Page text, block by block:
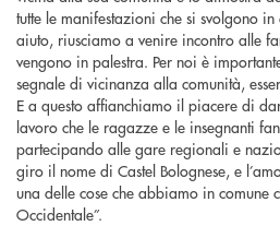
tutte le manifestazioni che si svolgono
aiuto, riusciamo a venire incontro alle
vengono in palestra. Per noi è
segnale di vicinanza alla comunità,
E a questo affianchiamo il piacere di
lavoro che le ragazze e le insegnanti
partecipando alle gare regionali e
giro il nome di Castel Bolognese, e
una delle cose che abbiamo in comune
Occidentale”.